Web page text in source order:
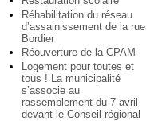
Réhabilitation du réseau
d’assainissement de la rue
Bordier
Réouverture de la CPAM
Logement pour toutes et
tous ! La municipalité
s’associe au
rassemblement du 7 avril
devant le Conseil régional